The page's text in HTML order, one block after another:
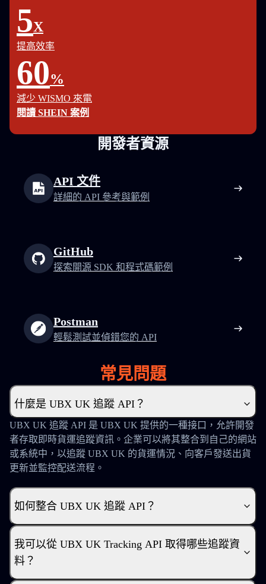
5X
提高效率
60%
減少 WISMO 來電
閱讀 SHEIN 案例
開發者資源
API 文件
詳細的 API 參考與範例
GitHub
探索開源 SDK 和程式碼範例
Postman
輕鬆測試並偵錯您的 API
常見問題
什麼是 UBX UK 追蹤 API？
UBX UK 追蹤 API 是 UBX UK 提供的一種接口，允許開發
者存取即時貨運追蹤資訊。企業可以將其整合到自己的網站
或系統中，以追蹤 UBX UK 的貨運情況、向客戶發送出貨
更新並監控配送流程。
如何整合 UBX UK 追蹤 API？
我可以從 UBX UK Tracking API 取得哪些追蹤資
料？